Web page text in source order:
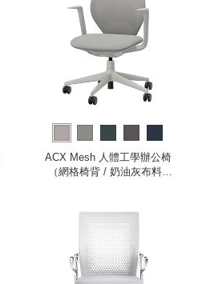
ACX Mesh 人體工學辦公椅
（網格椅背 / 奶油灰布料 /